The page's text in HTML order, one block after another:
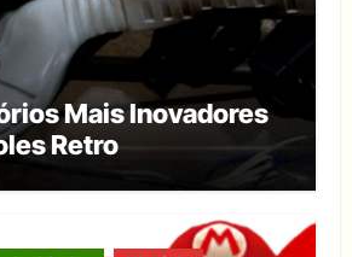
Mais Inovadores
Retro